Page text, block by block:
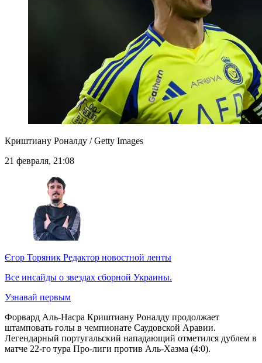
Криштиану Роналду / Getty Images
21 февраля, 21:08
Єгор Торяник Редактор новостной ленты
Все инсайды о звездах сборной Украины.
Узнавай первым
Форвард Аль-Насра Криштиану Роналду продолжает
штамповать голы в чемпионате Саудовской Аравии.
Легендарный португальский нападающий отметился дублем в
матче 22-го тура Про-лиги против Аль-Хазма (4:0).